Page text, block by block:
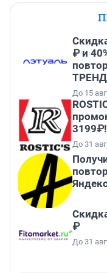
₽ и
ТРЕНД
До 15
3199₽!
До 31
₽
До 31